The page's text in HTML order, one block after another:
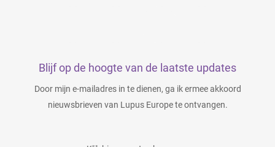
Blijf op de hoogte van de laatste updates
Door mijn e-mailadres in te dienen, ga ik ermee akkoord
nieuwsbrieven van Lupus Europe te ontvangen.